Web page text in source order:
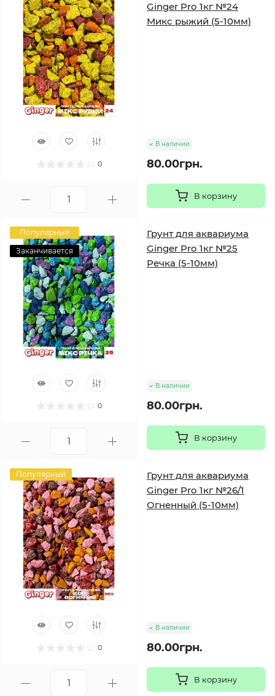
0
Ginger Pro 1кг №24
Микс рыжий (5-10мм)
В наличии
80.00грн.
В корзину
Популярный
Заканчивается
0
Грунт для аквариума
Ginger Pro 1кг №25
Речка (5-10мм)
В наличии
80.00грн.
В корзину
Популярный
0
Грунт для аквариума
Ginger Pro 1кг №26/1
Огненный (5-10мм)
В наличии
80.00грн.
В корзину